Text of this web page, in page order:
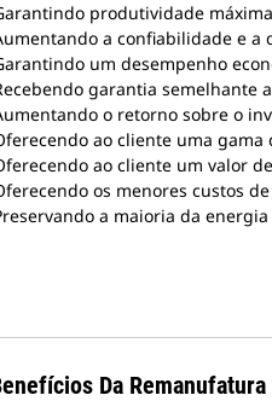
produtividade
a confiabilidade e
um desempenho
garantia semelhante
o retorno sobre o
ao cliente uma gama
ao cliente um valor
os menores custos
a maioria da
Da Remanufatura